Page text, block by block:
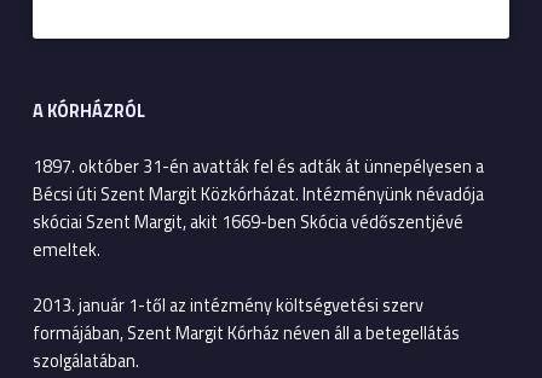
A KÓRHÁZRÓL
1897. október 31-én avatták fel és adták át ünnepélyesen a
Bécsi úti Szent Margit Közkórházat. Intézményünk névadója
skóciai Szent Margit, akit 1669-ben Skócia védőszentjévé
emeltek.
2013. január 1-től az intézmény költségvetési szerv
formájában, Szent Margit Kórház néven áll a betegellátás
szolgálatában.